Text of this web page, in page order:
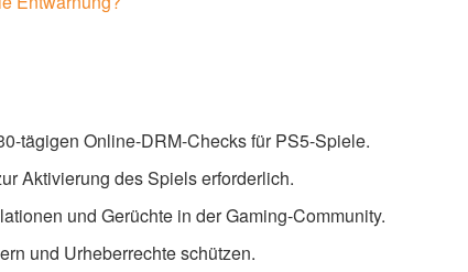
tägigen Online-DRM-Checks für PS5-Spiele.
Aktivierung des Spiels erforderlich.
und Gerüchte in der Gaming-Community.
und Urheberrechte schützen.